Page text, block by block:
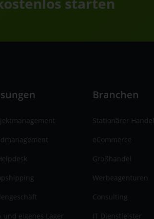
und eigenes Lager
Branchen
Stationärer Handel
eCommerce
Großhandel
Werbeagenturen
Consulting
IT Dienstleister